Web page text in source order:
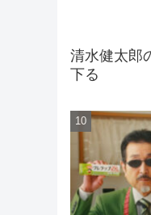
清水健太郎
下る